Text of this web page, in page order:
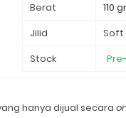
Berat
110 gr
Jilid
Soft
Stock
hanya dijual secara